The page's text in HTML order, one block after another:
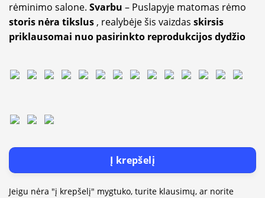
rėminimo salone. Svarbu – Puslapyje matomas rėmo
storis nėra tikslus , realybėje šis vaizdas skirsis
priklausomai nuo pasirinkto reprodukcijos dydžio
Į krepšelį
Jeigu nėra "į krepšelį" mygtuko, turite klausimų, ar norite